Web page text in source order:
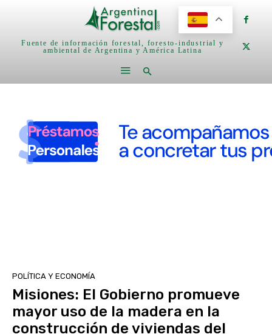
Fuente de información forestal, foresto-industrial y
ambiental de Argentina y América Latina
POLÍTICA Y ECONOMÍA
Misiones: El Gobierno promueve
mayor uso de la madera en la
construcción de viviendas del